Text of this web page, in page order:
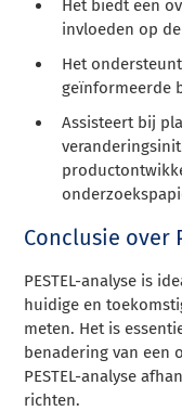
Het biedt een
invloeden op
Het
geïnformeerde
Assisteert bij
Conclusie over
PESTEL-analyse is
huidige en
meten. Het is
benadering van een
PESTEL-analyse
richten.